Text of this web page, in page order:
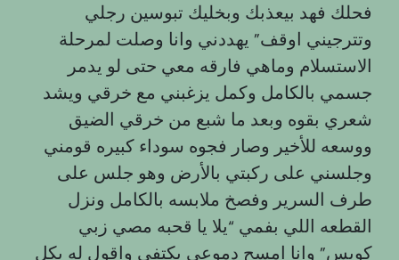
فحلك فهد بيعذبك وبخليك تبوسين رجلي
وتترجيني اوقف” يهددني وانا وصلت لمرحلة
الاستسلام وماهي فارقه معي حتى لو يدمر
جسمي بالكامل وكمل يزغبني مع خرقي ويشد
شعري بقوه وبعد ما شبع من خرقي الضيق
ووسعه للأخير وصار فجوه سوداء كبيره قومني
وجلسني على ركبتي بالأرض وهو جلس على
طرف السرير وفصخ ملابسه بالكامل ونزل
القطعه اللي بفمي “يلا يا قحبه مصي زبي
كويس” وانا امسح دموعي بكتفي واقول له بكل